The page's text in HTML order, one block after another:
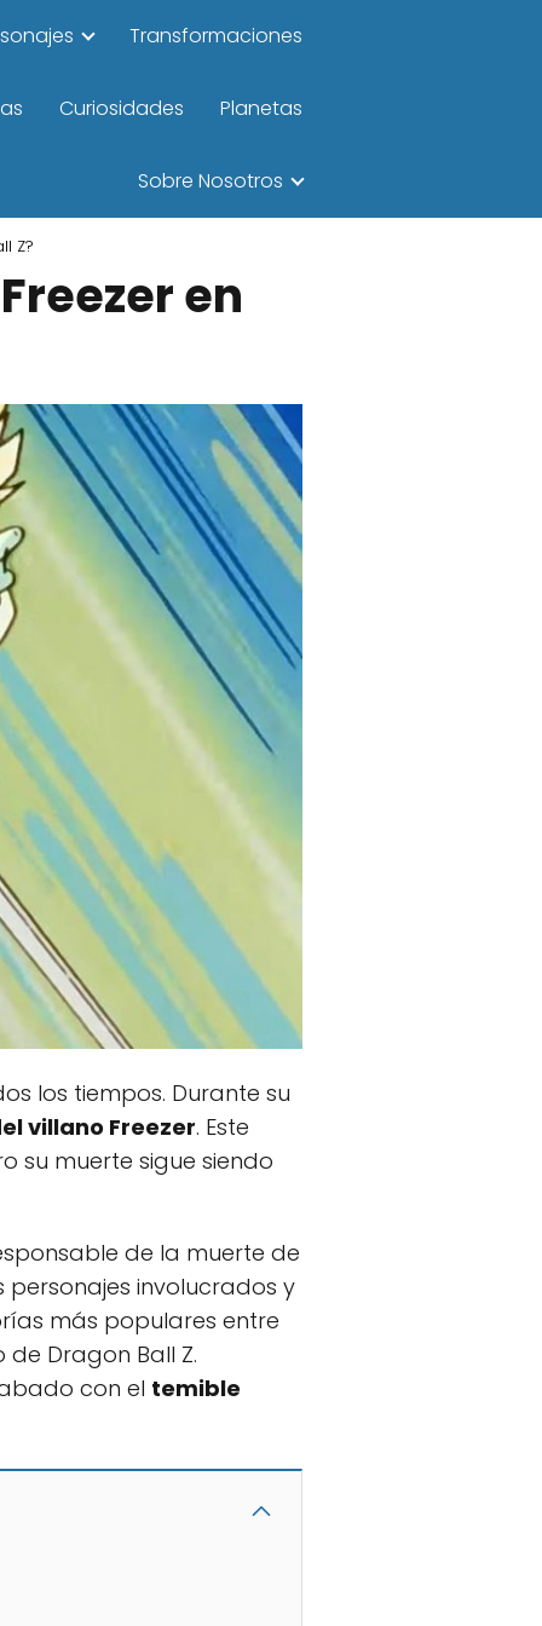
Transformaciones
Curiosidades Planetas
Sobre Nosotros
Z?
en
los tiempos. Durante su
villano Freezer. Este
su muerte sigue siendo
de la muerte de
personajes involucrados y
más populares entre
Dragon Ball Z.
con el temible